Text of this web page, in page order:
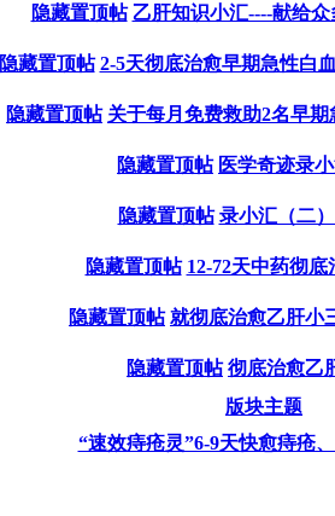
隐藏置顶帖 乙肝知识小汇----献给
隐藏置顶帖 2-5天彻底治愈早期急性白
隐藏置顶帖 关于每月免费救助2名早
隐藏置顶帖 医学奇迹录
隐藏置顶帖 录小汇（二
隐藏置顶帖 12-72天中药彻
隐藏置顶帖 就彻底治愈乙肝小
隐藏置顶帖 彻底治愈乙
版块主题
“速效痔疮灵”6-9天快愈痔疮